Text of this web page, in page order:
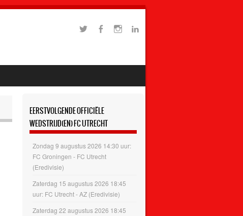
EERSTVOLGENDE OFFICIËLE
WEDSTRIJD(EN) FC UTRECHT
Zondag 9 augustus 2026 14:30 uur:
FC Groningen - FC Utrecht
(Eredivisie)
Zaterdag 15 augustus 2026 18:45
uur: FC Utrecht - AZ (Eredivisie)
Zaterdag 22 augustus 2026 18:45